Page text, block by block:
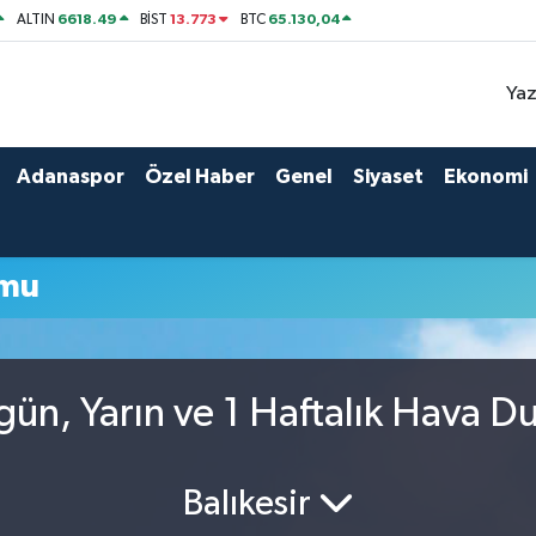
ALTIN 6618.49 BİST13.773 BTC 65.130,04
Adanaspor Özel Haber Genel Siyaset Ekonomi
Yarın ve 1 Haftalık Hava
Balıkesir